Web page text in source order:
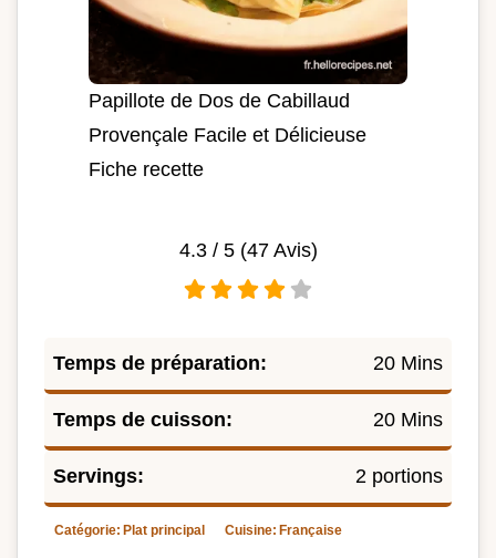
Papillote de Dos de Cabillaud
Provençale Facile et Délicieuse
Fiche recette
4.3/ 5 (47Avis)
Temps de préparation: 20 Mins
Temps de cuisson: 20 Mins
Servings: 2 portions
Catégorie: Plat principal Cuisine: Française